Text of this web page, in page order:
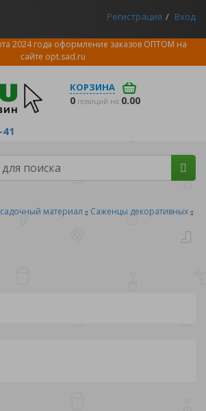
Регистрация Вход
2024 года оформление заказов ОПТОМ на
сайте opt.sad.ru
КОРЗИНА
0 позиций на 0.00
материал
Саженцы декоративных